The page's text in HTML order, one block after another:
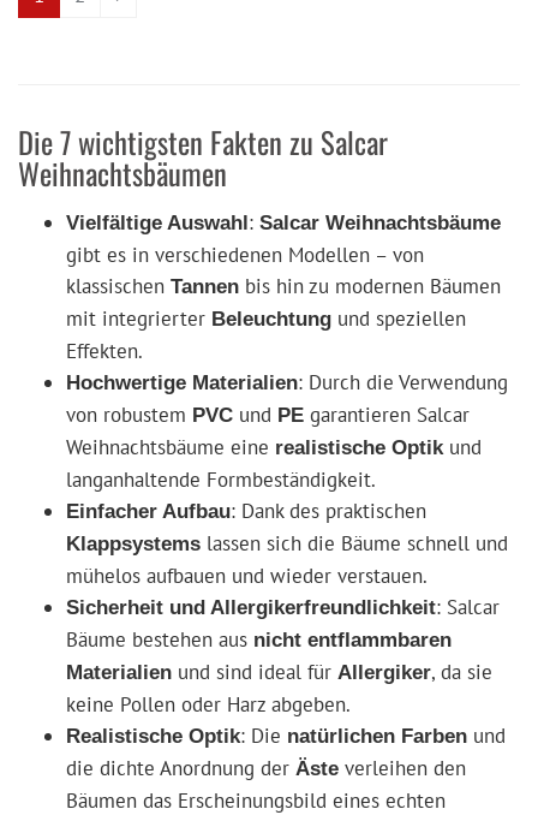
Die 7 wichtigsten Fakten zu Salcar
Weihnachtsbäumen
Vielfältige Auswahl: Salcar Weihnachtsbäume
gibt es in verschiedenen Modellen – von
klassischen Tannen bis hin zu modernen Bäumen
mit integrierter Beleuchtung und speziellen
Effekten.
Hochwertige Materialien: Durch die Verwendung
von robustem PVC und PE garantieren Salcar
Weihnachtsbäume eine realistische Optikund
langanhaltende Formbeständigkeit.
Einfacher Aufbau: Dank des praktischen
Klappsystems lassen sich die Bäume schnell und
mühelos aufbauen und wieder verstauen.
Sicherheit und Allergikerfreundlichkeit: Salcar
Bäume bestehen aus nicht entflammbaren
Materialien und sind ideal für Allergiker, da sie
keine Pollen oder Harz abgeben.
Realistische Optik: Die natürlichen Farben und
die dichte Anordnung der Äste verleihen den
Bäumen das Erscheinungsbild eines echten